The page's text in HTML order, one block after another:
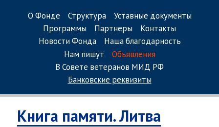
О Фонде Структура
Уставные документы
Программы
Партнеры
Контакты
Новости Фонда
Наша благодарность
Нам пишут
Объявления
В Совете ветеранов МИД РФ
Банковские реквизиты
Книга памяти. Литва